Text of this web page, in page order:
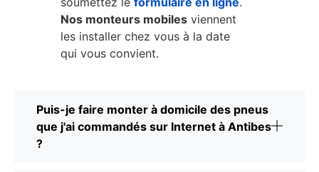
Nos monteurs mobiles viennent
les installer chez vous à la date
qui vous convient.
Puis-je faire monter à domicile des pneus
que j'ai commandés sur Internet à Antibes
?